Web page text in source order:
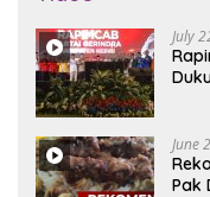
July
June
Pak